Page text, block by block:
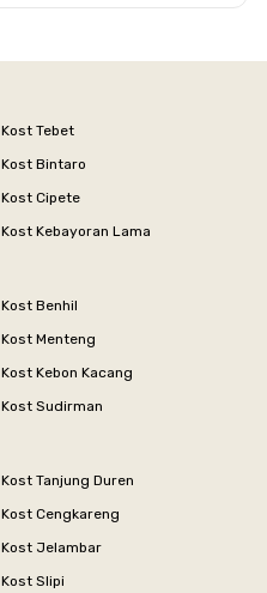
Kost Tebet
Kost Bintaro
Kost Cipete
Kost Kebayoran Lama
Kost Benhil
Kost Menteng
Kost Kebon Kacang
Kost Sudirman
Kost Tanjung Duren
Kost Cengkareng
Kost Jelambar
Kost Slipi